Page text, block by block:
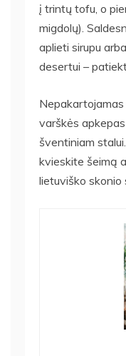
į trintų tofu, o
migdolų).
aplieti sirupu
desertui –
Nepakartojamas
varškės
šventiniam
kvieskite šeimą
lietuviško skonio